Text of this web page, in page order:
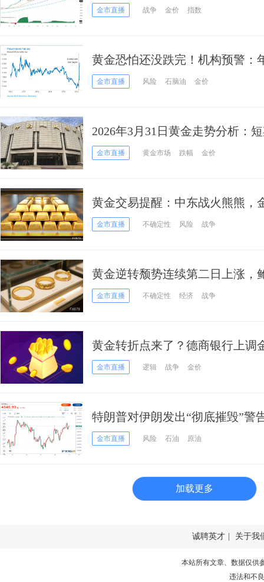
美元 接下来如何交易
金市直播 战争 金价 指数
黄金恐怕还没跌完！机构预警：
底看向3500美元
金市直播 风险 石脑油 金价
2026年3月31日黄金走势分析：
涨逻辑未改
金市直播 黄金市场 跌幅 金价
黄金交易提醒：中东战火熊熊，
剧，后市或迎分水岭，投资者需
金市直播 不确定性 风险 战争
黄金逆转颓势连续第二日上涨，
为年内加息
金市直播 不确定性 经济 战争
黄金转折点来了？德商银行上调
5000美元，银价看向90美元
金市直播 逻辑 战争 金价
特朗普对伊朗发出“彻底摧毁”警
技术面释放进一步上行信号
金市直播 风险 石油 原油
加载更多
诚聘英才 关于我
本站所有文章、数据仅供
违法和不